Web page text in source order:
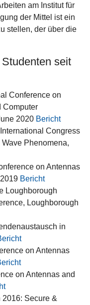
am Institut für
der Mittel ist ein
stellen, der über die
seit
Conference on
Computer
2020 Bericht
Congress
Phenomena,
on Antennas
Bericht
Loughborough
Loughborough
in
on Antennas
on Antennas and
Secure &